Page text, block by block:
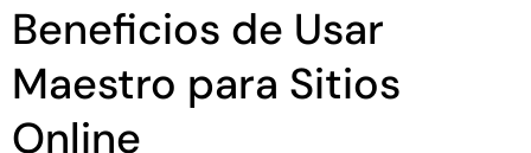
Beneficios de Usar
Maestro para Sitios
Online